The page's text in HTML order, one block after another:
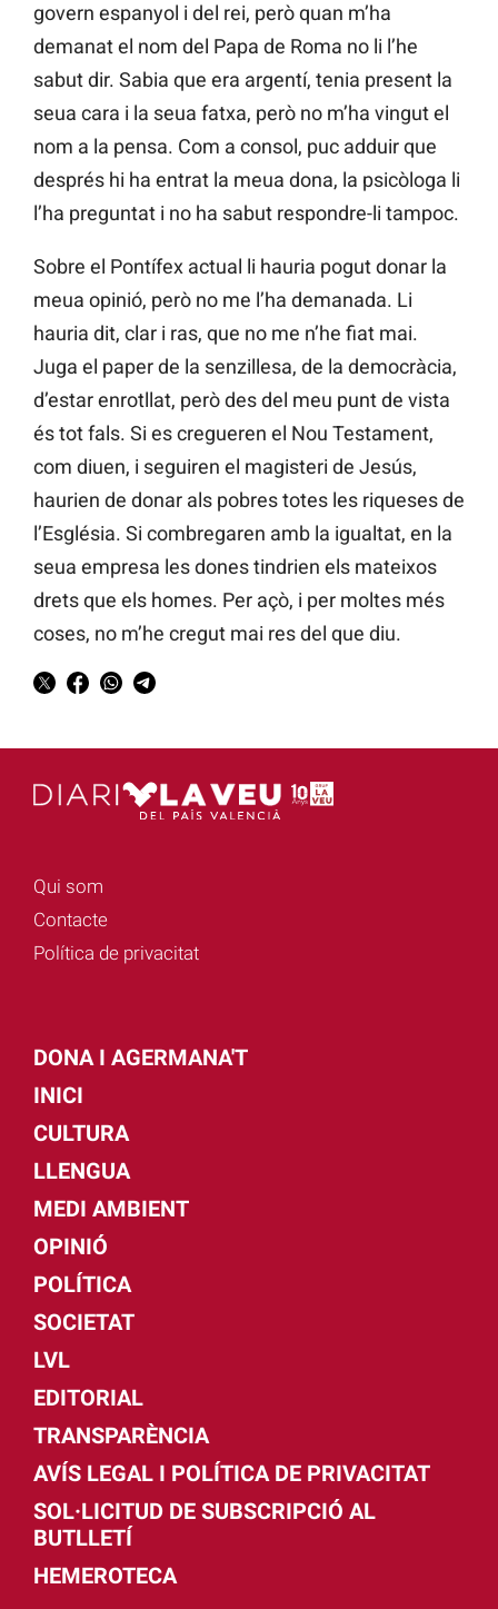
govern espanyol i del rei, però quan m’ha
demanat el nom del Papa de Roma no li l’he
sabut dir. Sabia que era argentí, tenia present la
seua cara i la seua fatxa, però no m’ha vingut el
nom a la pensa. Com a consol, puc adduir que
després hi ha entrat la meua dona, la psicòloga li
l’ha preguntat i no ha sabut respondre-li tampoc.
Sobre el Pontífex actual li hauria pogut donar la
meua opinió, però no me l’ha demanada. Li
hauria dit, clar i ras, que no me n’he fiat mai.
Juga el paper de la senzillesa, de la democràcia,
d’estar enrotllat, però des del meu punt de vista
és tot fals. Si es cregueren el Nou Testament,
com diuen, i seguiren el magisteri de Jesús,
haurien de donar als pobres totes les riqueses de
l’Església. Si combregaren amb la igualtat, en la
seua empresa les dones tindrien els mateixos
drets que els homes. Per açò, i per moltes més
coses, no m’he cregut mai res del que diu.
Qui som
Contacte
Política de privacitat
DONA I AGERMANA'T
INICI
CULTURA
LLENGUA
MEDI AMBIENT
OPINIÓ
POLÍTICA
SOCIETAT
LVL
EDITORIAL
TRANSPARÈNCIA
AVÍS LEGAL I POLÍTICA DE PRIVACITAT
SOL·LICITUD DE SUBSCRIPCIÓ AL
BUTLLETÍ
HEMEROTECA